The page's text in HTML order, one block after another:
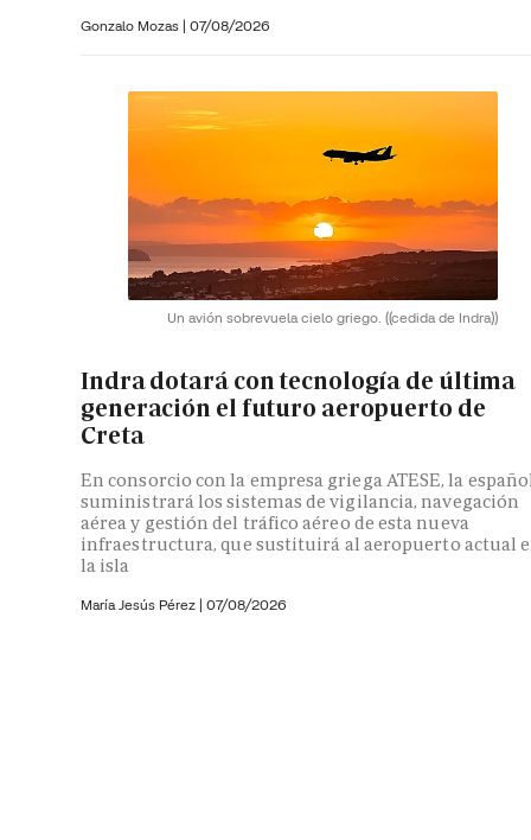
Gonzalo Mozas | 07/08/2026
Un avión sobrevuela cielo griego. ((cedida de Indra))
Indra dotará con tecnología de última
generación el futuro aeropuerto de
Creta
En consorcio con la empresa griega ATESE, la
suministrará los sistemas de vigilancia, navegación
aérea y gestión del tráfico aéreo de esta nueva
infraestructura, que sustituirá al aeropuerto actual
la isla
María Jesús Pérez | 07/08/2026